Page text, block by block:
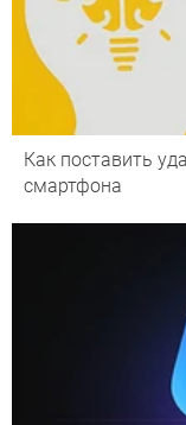
Как поставить
смартфона